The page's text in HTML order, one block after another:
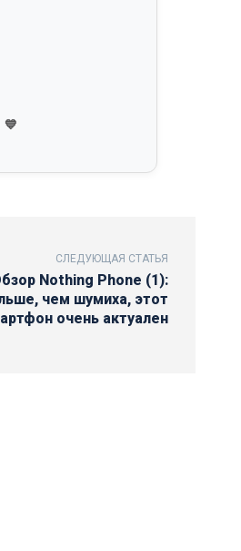
💙
СЛЕДУЮЩАЯ СТАТЬЯ
Nothing Phone (1):
чем шумиха, этот
очень актуален